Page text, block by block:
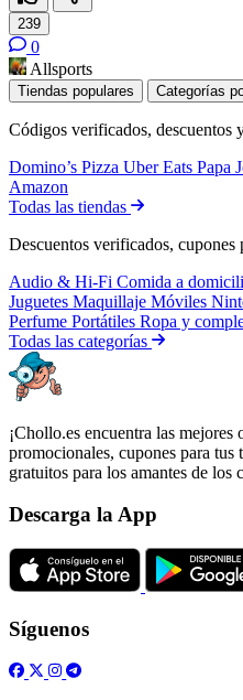
239
0
Allsports
Tiendas populares Categorías
Códigos verificados, descuentos
Domino’s Pizza Uber Eats Papa
Amazon
Todas las tiendas
Descuentos verificados, cupones
Audio & Hi-Fi Comida a
Juguetes Maquillaje Móviles
Perfume Portátiles Ropa y
Todas las categorías
¡Chollo.es encuentra las
promocionales, cupones para
gratuitos para los amantes de los
Descarga la App
Síguenos